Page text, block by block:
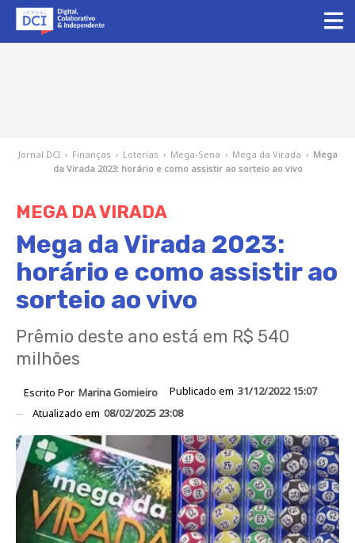
Jornal DCI › Finanças › Loterias › Mega-Sena › Mega da Virada › Mega
da Virada 2023: horário e como assistir ao sorteio ao vivo
MEGA DA VIRADA
Mega da Virada 2023:
horário e como assistir ao
sorteio ao vivo
Prêmio deste ano está em R$ 540
milhões
Escrito Por Marina Gomieiro Publicado em 31/12/2022 15:07
Atualizado em 08/02/2025 23:08